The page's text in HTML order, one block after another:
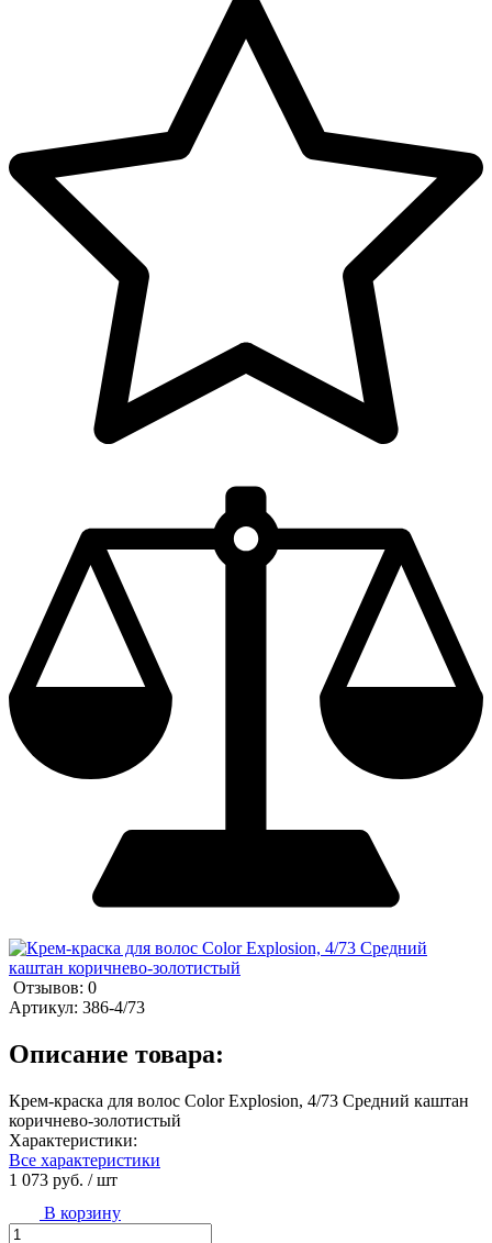
Отзывов: 0
Артикул: 386-4/73
Описание товара:
Крем-краска для волос Color Explosion, 4/73 Средний каштан
коричнево-золотистый
Характеристики:
Все характеристики
1 073 руб. / шт
В корзину